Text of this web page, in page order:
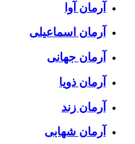
آرمان آوا
آرمان اسماعیلی
آرمان جهانی
آرمان ذویا
آرمان زند
آرمان شهابی